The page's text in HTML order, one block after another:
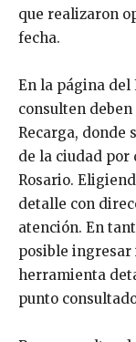
que realizaron
fecha.
En la página del
consulten
Recarga, donde
de la ciudad por
Rosario.
detalle con
atención. En
posible ingresar
herramienta
punto